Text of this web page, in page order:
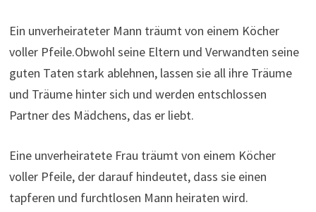
Ein unverheirateter Mann träumt von einem Köcher
voller Pfeile.Obwohl seine Eltern und Verwandten seine
guten Taten stark ablehnen, lassen sie all ihre Träume
und Träume hinter sich und werden entschlossen
Partner des Mädchens, das er liebt.
Eine unverheiratete Frau träumt von einem Köcher
voller Pfeile, der darauf hindeutet, dass sie einen
tapferen und furchtlosen Mann heiraten wird.